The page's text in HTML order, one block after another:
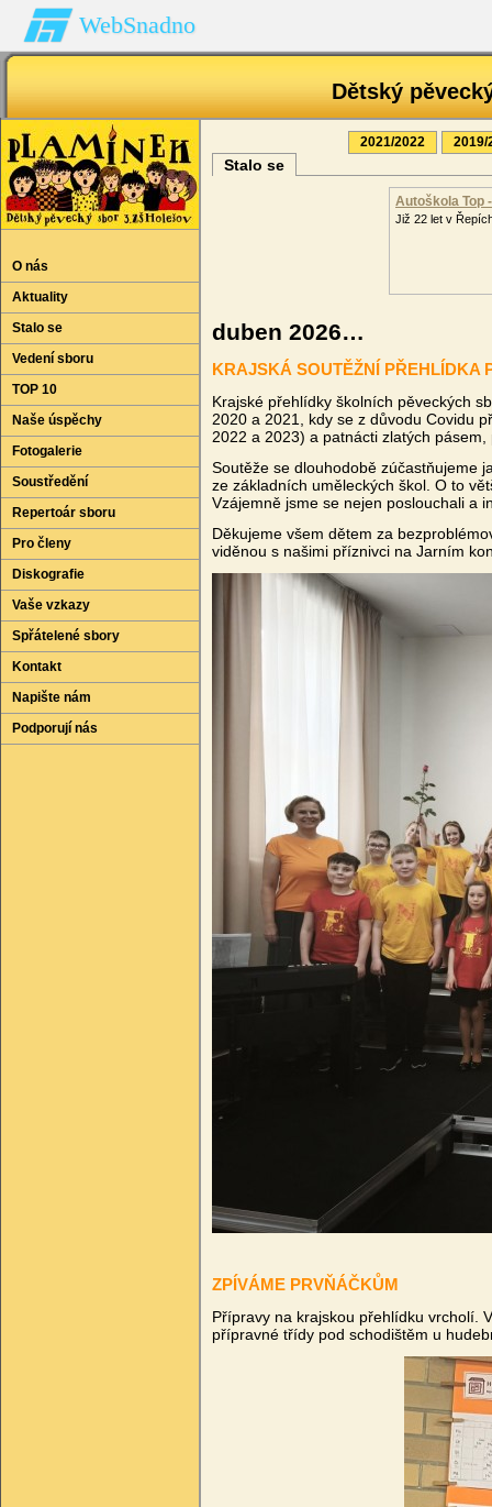
WebSnadno
Dětský
O nás
Aktuality
Stalo se
Vedení sboru
TOP 10
Naše úspěchy
Fotogalerie
Soustředění
Repertoár sboru
Pro členy
Diskografie
Vaše vzkazy
Spřátelené sbory
Kontakt
Napište nám
Podporují nás
Stalo se
2019/
2021/2022
Autoškola Top
Již 22 let v
duben 2026…
KRAJSKÁ SOUTĚŽNÍ PŘEHLÍDKA
Krajské přehlídky školních pěveckých
2020 a 2021, kdy se z důvodu Covidu
2022 a 2023) a patnácti zlatých
Soutěže se dlouhodobě zúčastňujeme
ze základních uměleckých škol. O to
Vzájemně jsme se nejen poslouchali a
Děkujeme všem dětem za
viděnou s našimi příznivci na Jarním
ZPÍVÁME PRVŇÁČKŮM
Přípravy na krajskou přehlídku vrcholí.
přípravné třídy pod schodištěm u